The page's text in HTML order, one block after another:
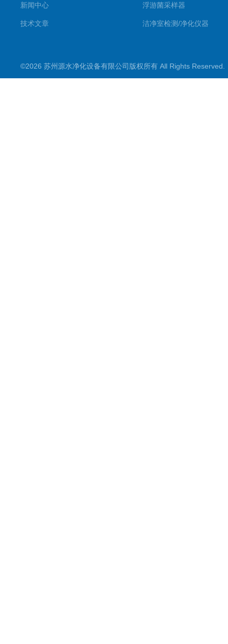
新闻中心
技术文章
浮游菌采样器
洁净室检测/净化仪器
©2026 苏州源水净化设备有限公司版权所有 All Rights